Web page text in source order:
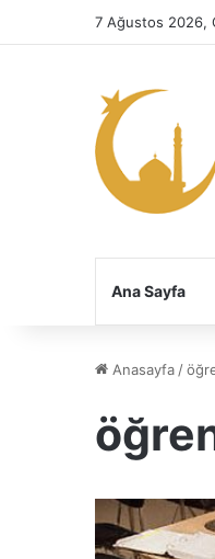
7 Ağustos 2026,
Ana Sayfa
Anasayfa /